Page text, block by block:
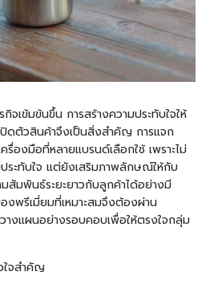
จเข้มข้นขึ้น การสร้างความประทับใจให้
ปิดตัวสินค้าจึงเป็นสิ่งสำคัญ การแจก
รื่องมือที่หลายแบรนด์เลือกใช้ เพราะไม่
ระทับใจ แต่ยังเสริมภาพลักษณ์ให้กับ
สัมพันธ์ระยะยาวกับลูกค้าได้อย่างมี
งพรีเมี่ยมที่เหมาะสมจึงต้องผ่าน
วางแผนอย่างรอบคอบเพื่อให้ตรงใจกลุ่ม
ใจสำคัญ